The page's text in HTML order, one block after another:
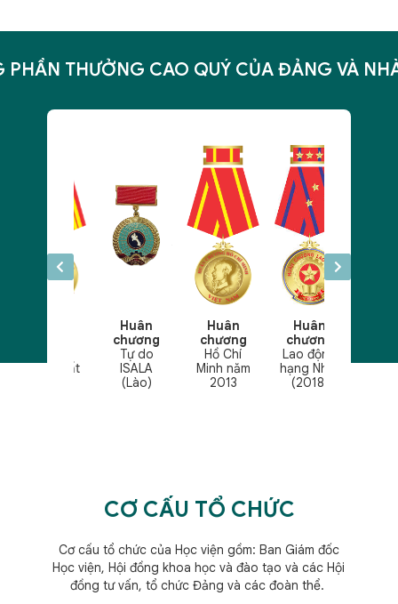
PHẦN THƯỞNG CAO QUÝ CỦA ĐẢNG VÀ
Nhất
Huân
chương
Tự do
ISALA
(Lào)
Huân
chương
Hồ Chí
Minh năm
2013
Huân
chương
Lao động
hạng Nhất
(2018)
hạng
CƠ CẤU TỔ CHỨC
Cơ cấu tổ chức của Học viện gồm: Ban Giám đốc
Học viện, Hội đồng khoa học và đào tạo và các Hội
đồng tư vấn, tổ chức Đảng và các đoàn thể.